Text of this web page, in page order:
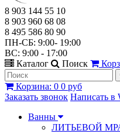
8 903 144 55 10
8 903 960 68 08
8 495 586 80 90
ПН-СБ: 9:00- 19:00
ВС: 9:00 - 17:00
Каталог
Поиск
Корзина: 0 0 руб
Заказать звонок Написать в
Ванны
ЛИТЬЕВОЙ